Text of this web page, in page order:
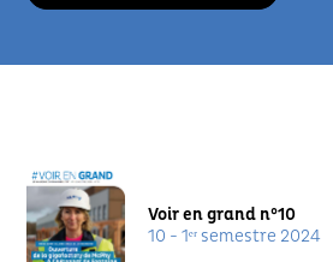
Voir en grand n°10
10 - 1ᵉʳ semestre 2024